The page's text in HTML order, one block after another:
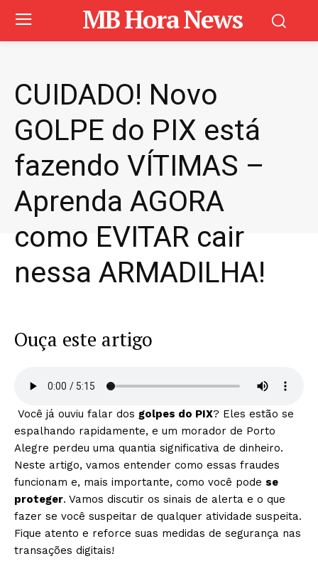
MB Hora News
CUIDADO! Novo
GOLPE do PIX está
fazendo VÍTIMAS –
Aprenda AGORA
como EVITAR cair
nessa ARMADILHA!
Ouça este artigo
Você já ouviu falar dos golpes do PIX? Eles estão se
espalhando rapidamente, e um morador de Porto
Alegre perdeu uma quantia significativa de dinheiro.
Neste artigo, vamos entender como essas fraudes
funcionam e, mais importante, como você pode se
proteger. Vamos discutir os sinais de alerta e o que
fazer se você suspeitar de qualquer atividade suspeita.
Fique atento e reforce suas medidas de segurança nas
transações digitais!